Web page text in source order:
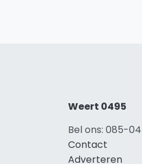
Weert 0495
Bel ons: 085-04
Contact
Adverteren